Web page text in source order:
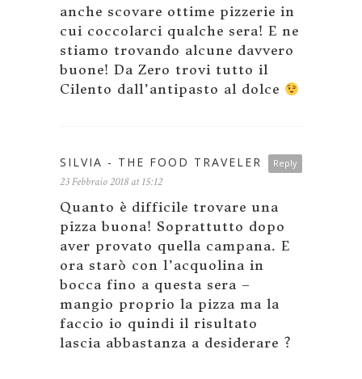
anche scovare ottime pizzerie in
cui coccolarci qualche sera! E ne
stiamo trovando alcune davvero
buone! Da Zero trovi tutto il
Cilento dall’antipasto al dolce
Reply
SILVIA - THE FOOD TRAVELER
23 Febbraio 2018 at 15:12
Quanto è difficile trovare una
pizza buona! Soprattutto dopo
aver provato quella campana. E
ora starò con l’acquolina in
bocca fino a questa sera –
mangio proprio la pizza ma la
faccio io quindi il risultato
lascia abbastanza a desiderare ?